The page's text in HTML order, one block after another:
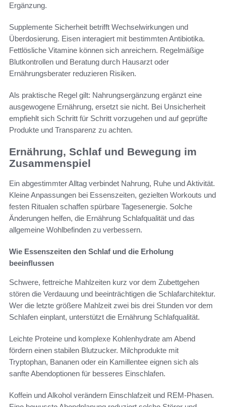
Ergänzung.
Supplemente Sicherheit betrifft Wechselwirkungen und
Überdosierung. Eisen interagiert mit bestimmten Antibiotika.
Fettlösliche Vitamine können sich anreichern. Regelmäßige
Blutkontrollen und Beratung durch Hausarzt oder
Ernährungsberater reduzieren Risiken.
Als praktische Regel gilt: Nahrungsergänzung ergänzt eine
ausgewogene Ernährung, ersetzt sie nicht. Bei Unsicherheit
empfiehlt sich Schritt für Schritt vorzugehen und auf geprüfte
Produkte und Transparenz zu achten.
Ernährung, Schlaf und Bewegung im
Zusammenspiel
Ein abgestimmter Alltag verbindet Nahrung, Ruhe und Aktivität.
Kleine Anpassungen bei Essenszeiten, gezielten Workouts und
festen Ritualen schaffen spürbare Tagesenergie. Solche
Änderungen helfen, die Ernährung Schlafqualität und das
allgemeine Wohlbefinden zu verbessern.
Wie Essenszeiten den Schlaf und die Erholung
beeinflussen
Schwere, fettreiche Mahlzeiten kurz vor dem Zubettgehen
stören die Verdauung und beeinträchtigen die Schlafarchitektur.
Wer die letzte größere Mahlzeit zwei bis drei Stunden vor dem
Schlafen einplant, unterstützt die Ernährung Schlafqualität.
Leichte Proteine und komplexe Kohlenhydrate am Abend
fördern einen stabilen Blutzucker. Milchprodukte mit
Tryptophan, Bananen oder ein Kamillentee eignen sich als
sanfte Abendoptionen für besseres Einschlafen.
Koffein und Alkohol verändern Einschlafzeit und REM-Phasen.